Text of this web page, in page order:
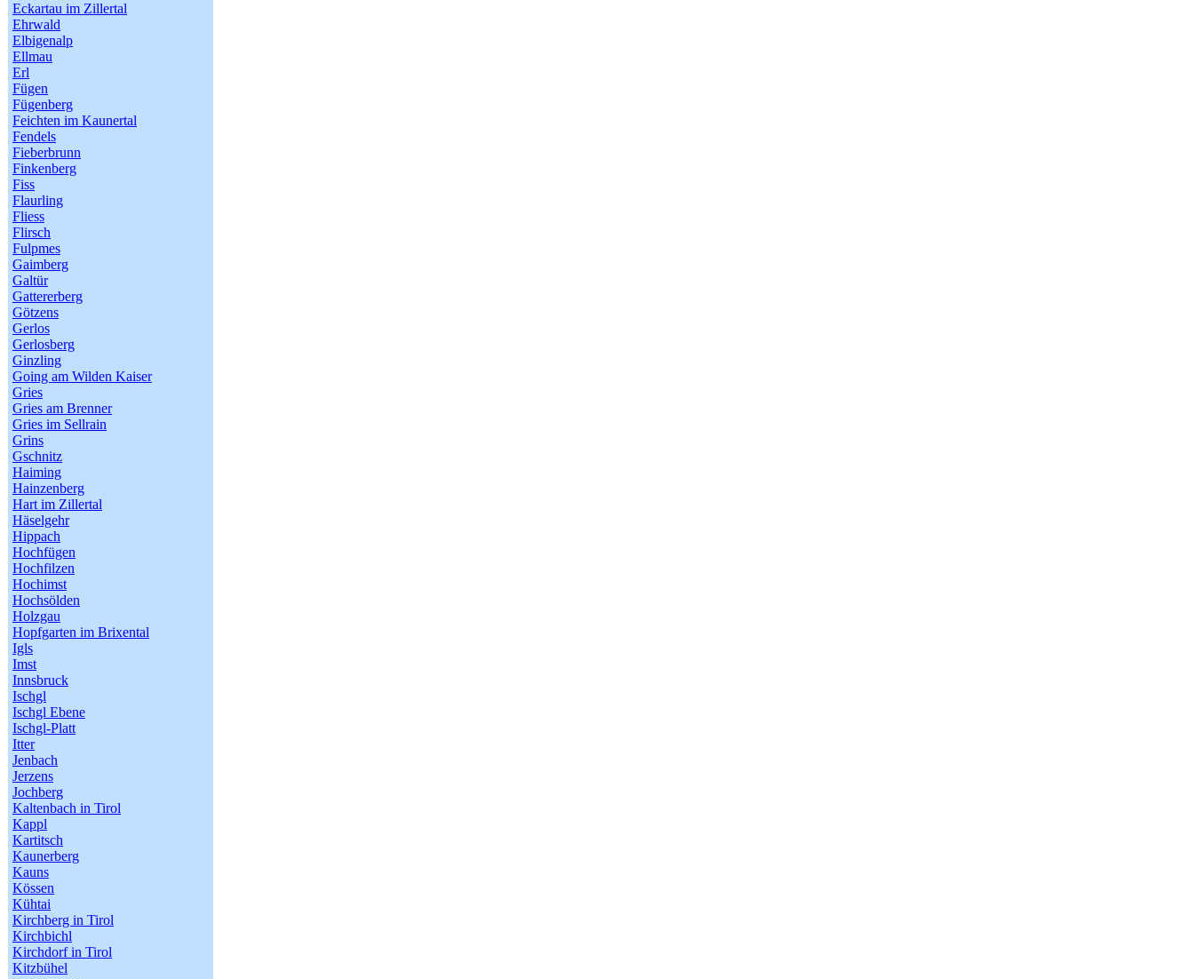
Eckartau im Zillertal
Ehrwald
Elbigenalp
Ellmau
Erl
Fügen
Fügenberg
Feichten im Kaunertal
Fendels
Fieberbrunn
Finkenberg
Fiss
Flaurling
Fliess
Flirsch
Fulpmes
Gaimberg
Galtür
Gattererberg
Götzens
Gerlos
Gerlosberg
Ginzling
Going am Wilden Kaiser
Gries
Gries am Brenner
Gries im Sellrain
Grins
Gschnitz
Haiming
Hainzenberg
Hart im Zillertal
Häselgehr
Hippach
Hochfügen
Hochfilzen
Hochimst
Hochsölden
Holzgau
Hopfgarten im Brixental
Igls
Imst
Innsbruck
Ischgl
Ischgl Ebene
Ischgl-Platt
Itter
Jenbach
Jerzens
Jochberg
Kaltenbach in Tirol
Kappl
Kartitsch
Kaunerberg
Kauns
Kössen
Kühtai
Kirchberg in Tirol
Kirchbichl
Kirchdorf in Tirol
Kitzbühel